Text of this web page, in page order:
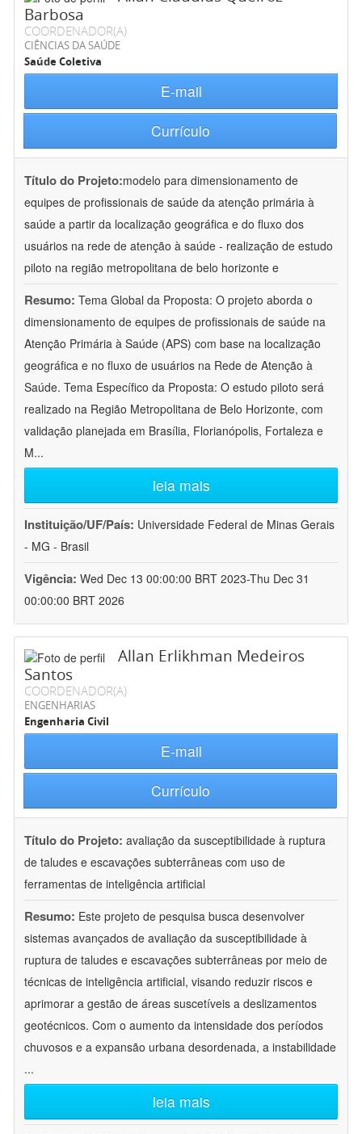
Barbosa
COORDENADOR(A)
CIÊNCIAS DA SAÚDE
Saúde Coletiva
E-mail
Currículo
Título do Projeto:modelo para dimensionamento de
equipes de profissionais de saúde da atenção primária à
saúde a partir da localização geográfica e do fluxo dos
usuários na rede de atenção à saúde - realização de estudo
piloto na região metropolitana de belo horizonte e
Resumo: Tema Global da Proposta: O projeto aborda o
dimensionamento de equipes de profissionais de saúde na
Atenção Primária à Saúde (APS) com base na localização
geográfica e no fluxo de usuários na Rede de Atenção à
Saúde. Tema Específico da Proposta: O estudo piloto será
realizado na Região Metropolitana de Belo Horizonte, com
validação planejada em Brasília, Florianópolis, Fortaleza e
M...
leia mais
Instituição/UF/País: Universidade Federal de Minas Gerais
- MG - Brasil
Vigência: Wed Dec 13 00:00:00 BRT 2023-Thu Dec 31
00:00:00 BRT 2026
Allan Erlikhman Medeiros
Santos
COORDENADOR(A)
ENGENHARIAS
Engenharia Civil
E-mail
Currículo
Título do Projeto: avaliação da susceptibilidade à ruptura
de taludes e escavações subterrâneas com uso de
ferramentas de inteligência artificial
Resumo: Este projeto de pesquisa busca desenvolver
sistemas avançados de avaliação da susceptibilidade à
ruptura de taludes e escavações subterrâneas por meio de
técnicas de inteligência artificial, visando reduzir riscos e
aprimorar a gestão de áreas suscetíveis a deslizamentos
geotécnicos. Com o aumento da intensidade dos períodos
chuvosos e a expansão urbana desordenada, a instabilidade
...
leia mais